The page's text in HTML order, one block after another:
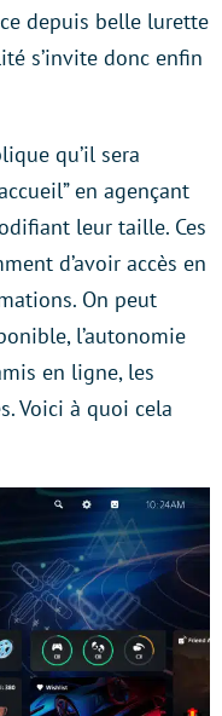
depuis belle lurette
s’invite donc enfin
qu’il sera
en agençant
leur taille. Ces
d’avoir accès en
On peut
l’autonomie
en ligne, les
Voici à quoi cela